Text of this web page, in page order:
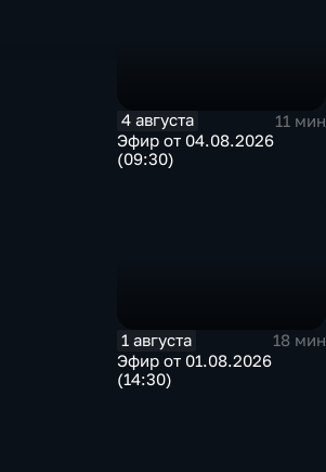
4 августа
11 мин
Эфир от 04.08.2026
(09:30)
1 августа
18 мин
Эфир от 01.08.2026
(14:30)